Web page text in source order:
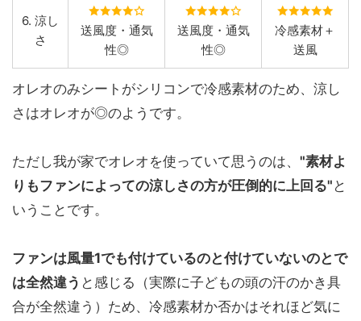
6. 涼し
さ
送風度・通気
性◎
送風度・通気
性◎
冷感素材＋
送風
オレオのみシートがシリコンで冷感素材のため、涼し
さはオレオが◎のようです。
ただし我が家でオレオを使っていて思うのは、 "素材よ
りもファンによっての涼しさの方が圧倒的に上回る" と
いうことです。
ファンは風量1でも付けているのと付けていないのとで
は全然違う と感じる（実際に子どもの頭の汗のかき具
合が全然違う）ため、冷感素材か否かはそれほど気に